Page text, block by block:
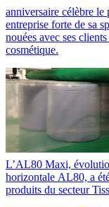
anniversaire célèbre le
entreprise forte de sa
nouées avec ses
cosmétique.
L’AL80 Maxi,
horizontale AL80, a
produits du secteur